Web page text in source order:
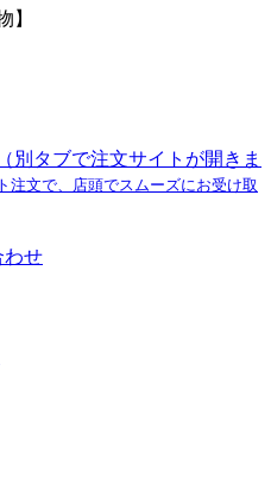
】
（別タブで注文サイトが開きま
注文で、店頭でスムーズにお受け取
わせ